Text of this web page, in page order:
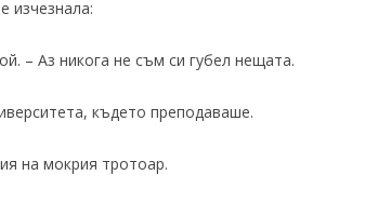
изчезнала:
– Аз никога не съм си губел нещата.
където преподаваше.
на мокрия тротоар.